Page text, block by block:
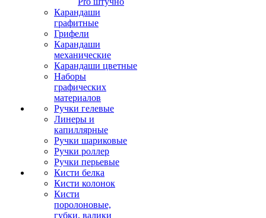
Карандаши
графитные
Грифели
Карандаши
механические
Карандаши цветные
Наборы
графических
материалов
Ручки гелевые
Линеры и
капиллярные
Ручки шариковые
Ручки роллер
Ручки перьевые
Кисти белка
Кисти колонок
Кисти
поролоновые,
губки, валики